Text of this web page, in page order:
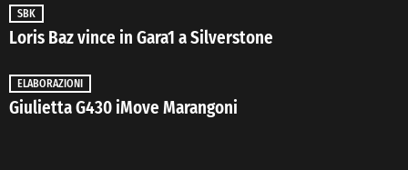
SBK
Loris Baz vince in Gara1 a Silverstone
ELABORAZIONI
Giulietta G430 iMove Marangoni